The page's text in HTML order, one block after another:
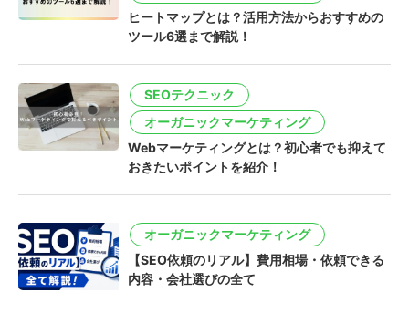
ヒートマップとは？活用方法からおすすめの
ツール6選まで解説！
SEOテクニック
オーガニックマーケティング
Webマーケティングとは？初心者でも抑えて
おきたいポイントを紹介！
オーガニックマーケティング
【SEO依頼のリアル】費用相場・依頼できる
内容・会社選びの全て